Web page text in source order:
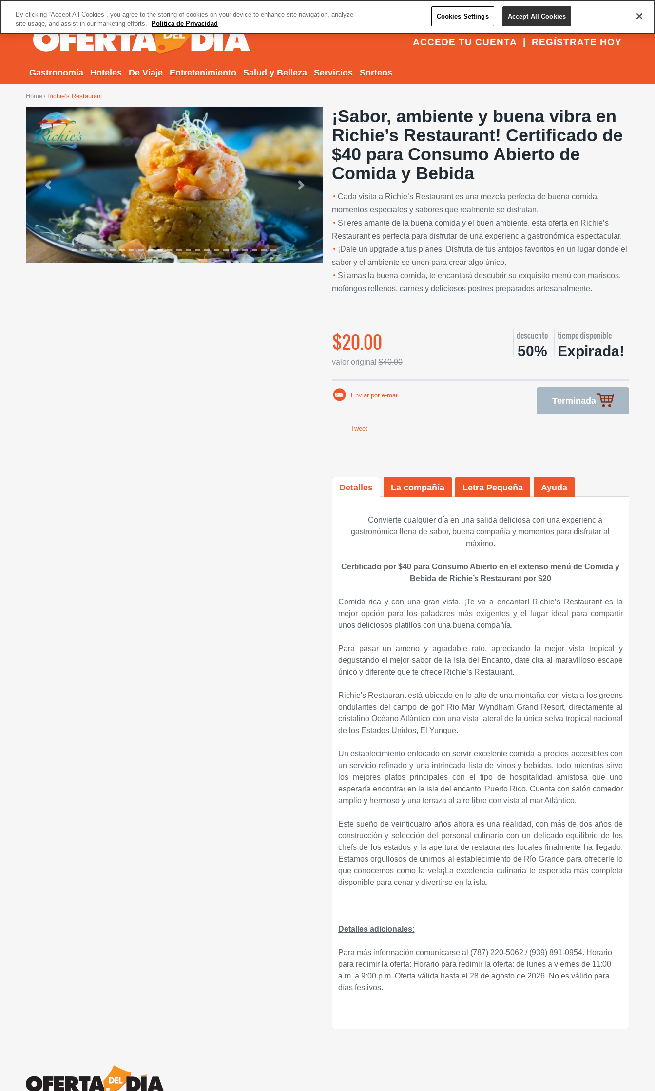
REGÍSTRATE HOY
ACCEDE TU CUENTA
Gastronomía Hoteles De Viaje Entretenimiento Salud y Belleza Servicios Sorteos
Home Richie’s Restaurant
Previous Next
¡Sabor, ambiente y buena vibra en
Richie’s Restaurant! Certificado de
$40 para Consumo Abierto de
Comida y Bebida
Cada visita a Richie’s Restaurant es una mezcla perfecta de buena comida,
momentos especiales y sabores que realmente se disfrutan.
Si eres amante de la buena comida y el buen ambiente, esta oferta en Richie’s
Restaurant es perfecta para disfrutar de una experiencia gastronómica espectacular.
¡Dale un upgrade a tus planes! Disfruta de tus antojos favoritos en un lugar donde el
sabor y el ambiente se unen para crear algo único.
Si amas la buena comida, te encantará descubrir su exquisito menú con mariscos,
mofongos rellenos, carnes y deliciosos postres preparados artesanalmente.
$20.00
valor original$40.00
descuento
50%
tiempo disponible
Expirada!
Terminada
Enviar por e-mail
Tweet
Detalles La compañía Letra Pequeña Ayuda
Convierte cualquier día en una salida deliciosa con una experiencia
gastronómica llena de sabor, buena compañía y momentos para disfrutar al
máximo.
Certificado por $40 para Consumo Abierto en el extenso menú de Comida y
Bebida de Richie’s Restaurant por $20
Comida rica y con una gran vista, ¡Te va a encantar! Richie’s Restaurant es la
mejor opción para los paladares más exigentes y el lugar ideal para compartir
unos deliciosos platillos con una buena compañía.
Para pasar un ameno y agradable rato, apreciando la mejor vista tropical y
degustando el mejor sabor de la Isla del Encanto, date cita al maravilloso escape
único y diferente que te ofrece Richie’s Restaurant.
Richie's Restaurant está ubicado en lo alto de una montaña con vista a los greens
ondulantes del campo de golf Rio Mar Wyndham Grand Resort, directamente al
cristalino Océano Atlántico con una vista lateral de la única selva tropical nacional
de los Estados Unidos, El Yunque.
Un establecimiento enfocado en servir excelente comida a precios accesibles con
un servicio refinado y una intrincada lista de vinos y bebidas, todo mientras sirve
los mejores platos principales con el tipo de hospitalidad amistosa que uno
esperaría encontrar en la isla del encanto, Puerto Rico. Cuenta con salón comedor
amplio y hermoso y una terraza al aire libre con vista al mar Atlántico.
Este sueño de veinticuatro años ahora es una realidad, con más de dos años de
construcción y selección del personal culinario con un delicado equilibrio de los
chefs de los estados y la apertura de restaurantes locales finalmente ha llegado.
Estamos orgullosos de unirnos al establecimiento de Río Grande para ofrecerle lo
que conocemos como la vela¡La excelencia culinaria te esperada más completa
disponible para cenar y divertirse en la isla.
Detalles adicionales:
Para más información comunicarse al (787) 220-5062 / (939) 891-0954. Horario
para redimir la oferta: Horario para redimir la oferta: de lunes a viernes de 11:00
a.m. a 9:00 p.m. Oferta válida hasta el 28 de agosto de 2026. No es válido para
días festivos.
By clicking “Accept All Cookies”, you agree to the storing of cookies on your device to enhance site navigation, analyze
site usage, and assist in our marketing efforts.
Politica de Privacidad
Cookies Settings Accept All Cookies